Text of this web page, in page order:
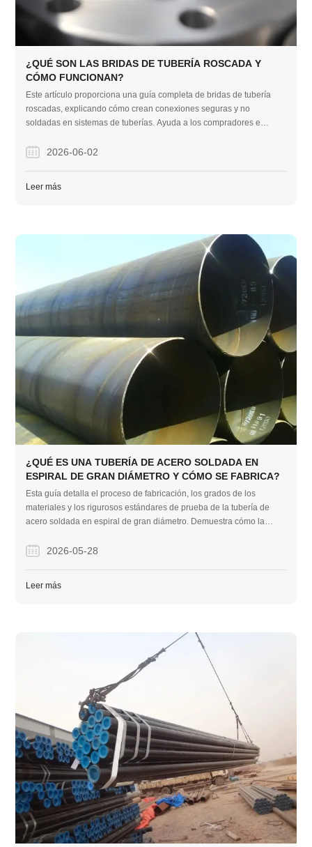
¿QUÉ SON LAS BRIDAS DE TUBERÍA ROSCADA Y
CÓMO FUNCIONAN?
Este artículo proporciona una guía completa de bridas de tubería
roscadas, explicando cómo crean conexiones seguras y no
soldadas en sistemas de tuberías. Ayuda a los compradores e
instalación y cómo elegir entre bridas roscadas y deslizantes para
2026-06-02
Leer más
¿QUÉ ES UNA TUBERÍA DE ACERO SOLDADA EN
ESPIRAL DE GRAN DIÁMETRO Y CÓMO SE FABRICA?
Esta guía detalla el proceso de fabricación, los grados de los
materiales y los rigurosos estándares de prueba de la tubería de
acero soldada en espiral de gran diámetro. Demuestra cómo la
defectos, adaptadas para proyectos de construcción EPC globales.
2026-05-28
Leer más